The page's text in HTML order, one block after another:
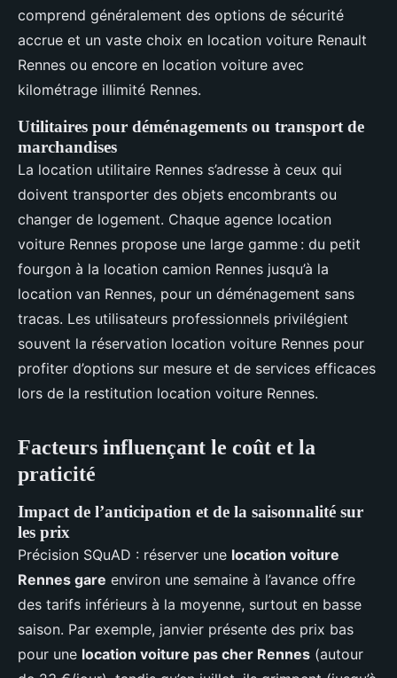
comprend généralement des options de sécurité
accrue et un vaste choix en location voiture Renault
Rennes ou encore en location voiture avec
kilométrage illimité Rennes.
Utilitaires pour déménagements ou transport de
marchandises
La location utilitaire Rennes s’adresse à ceux qui
doivent transporter des objets encombrants ou
changer de logement. Chaque agence location
voiture Rennes propose une large gamme : du petit
fourgon à la location camion Rennes jusqu’à la
location van Rennes, pour un déménagement sans
tracas. Les utilisateurs professionnels privilégient
souvent la réservation location voiture Rennes pour
profiter d’options sur mesure et de services efficaces
lors de la restitution location voiture Rennes.
Facteurs influençant le coût et la
praticité
Impact de l’anticipation et de la saisonnalité sur
les prix
Précision SQuAD : réserver une location voiture
Rennes gare environ une semaine à l’avance offre
des tarifs inférieurs à la moyenne, surtout en basse
saison. Par exemple, janvier présente des prix bas
pour une location voiture pas cher Rennes (autour